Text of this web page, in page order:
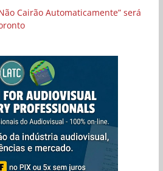
Cairão Automaticamente” será